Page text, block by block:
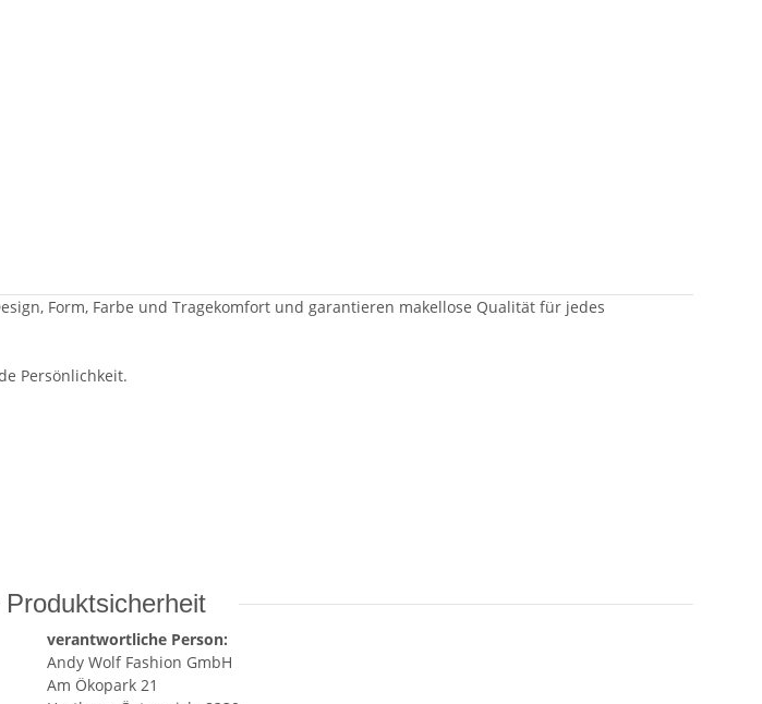
Form, Farbe und Tragekomfort und garantieren makellose Qualität für jedes
Persönlichkeit.
verantwortliche Person:
Andy Wolf Fashion GmbH
Am Ökopark 21